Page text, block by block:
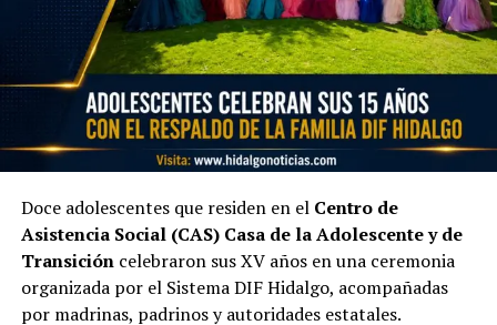
Doce adolescentes que residen en el Centro de
Asistencia Social (CAS) Casa de la Adolescente y de
Transicióncelebraron sus XV años en una ceremonia
organizada por el Sistema DIF Hidalgo, acompañadas
por madrinas, padrinos y autoridades estatales.